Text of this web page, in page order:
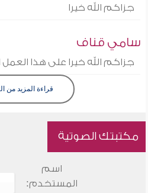
جزاكم الله خيرا
سامي قناف
جزاكم الله خيرا على هذا العمل
قراءة المزيد من
مكتبتك الصوتية
اسم
المستخدم: